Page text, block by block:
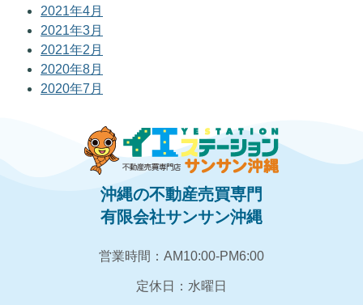
2021年4月
2021年3月
2021年2月
2020年8月
2020年7月
沖縄の不動産売買専門
有限会社サンサン沖縄
営業時間：AM10:00‐PM6:00
定休日：水曜日